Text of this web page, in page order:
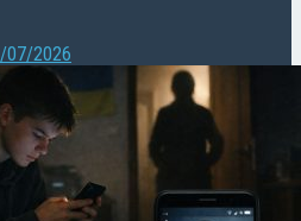
07/2026